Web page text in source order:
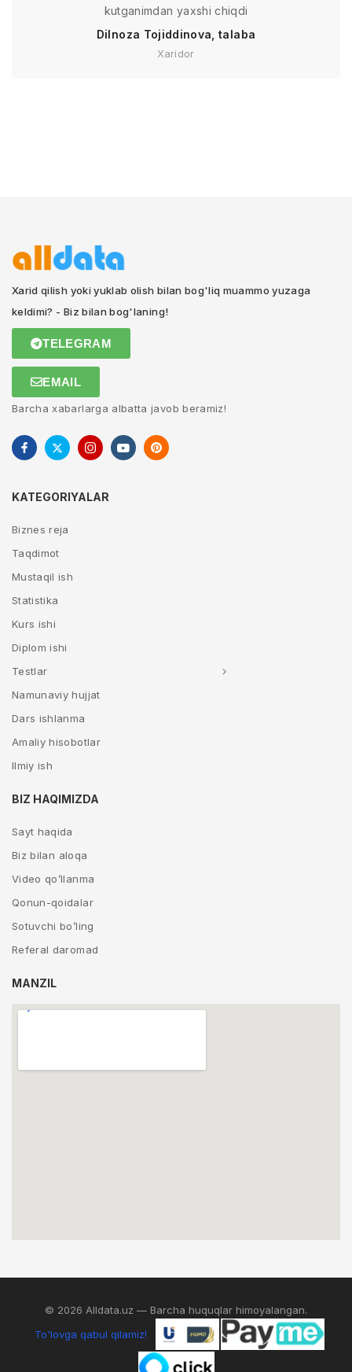
kutganimdan yaxshi chiqdi
Dilnoza Tojiddinova, talaba
Xaridor
Xarid qilish yoki yuklab olish bilan bog'liq muammo yuzaga
keldimi? - Biz bilan bog'laning!
TELEGRAM
EMAIL
Barcha xabarlarga albatta javob beramiz!
KATEGORIYALAR
Biznes reja
Taqdimot
Mustaqil ish
Statistika
Kurs ishi
Diplom ishi
Testlar
Namunaviy hujjat
Dars ishlanma
Amaliy hisobotlar
Ilmiy ish
BIZ HAQIMIZDA
Sayt haqida
Biz bilan aloqa
Video qo’llanma
Qonun-qoidalar
Sotuvchi bo’ling
Referal daromad
MANZIL
© 2026 Alldata.uz — Barcha huquqlar himoyalangan.
To'lovga qabul qilamiz!